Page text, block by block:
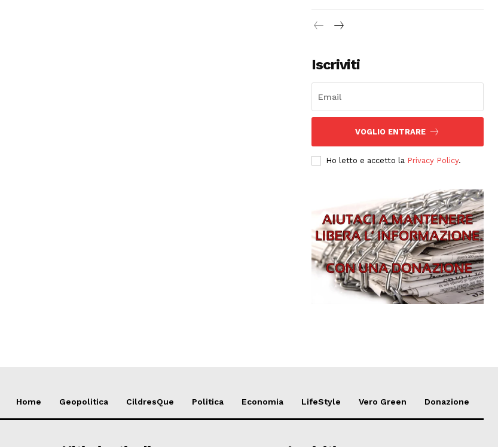
Iscriviti
VOGLIO ENTRARE
Ho letto e accetto la Privacy Policy.
Home Geopolitica CildresQue Politica Economia LifeStyle Vero Green Donazione